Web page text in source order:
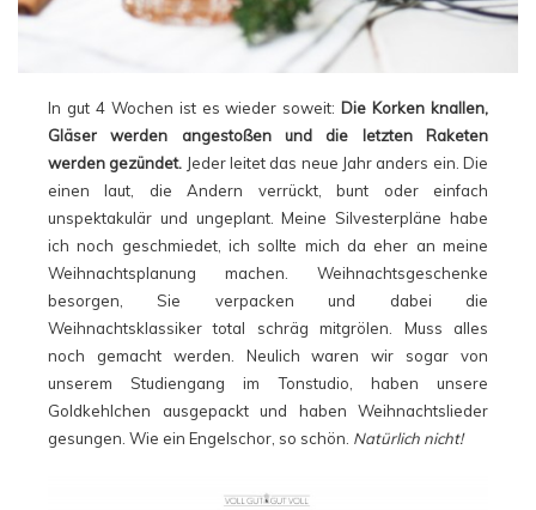
In gut 4 Wochen ist es wieder soweit: Die Korken knallen,
Gläser werden angestoßen und die letzten Raketen
werden gezündet. Jeder leitet das neue Jahr anders ein. Die
einen laut, die Andern verrückt, bunt oder einfach
unspektakulär und ungeplant. Meine Silvesterpläne habe
ich noch geschmiedet, ich sollte mich da eher an meine
Weihnachtsplanung machen. Weihnachtsgeschenke
besorgen, Sie verpacken und dabei die
Weihnachtsklassiker total schräg mitgrölen. Muss alles
noch gemacht werden. Neulich waren wir sogar von
unserem Studiengang im Tonstudio, haben unsere
Goldkehlchen ausgepackt und haben Weihnachtslieder
gesungen. Wie ein Engelschor, so schön. Natürlich nicht!